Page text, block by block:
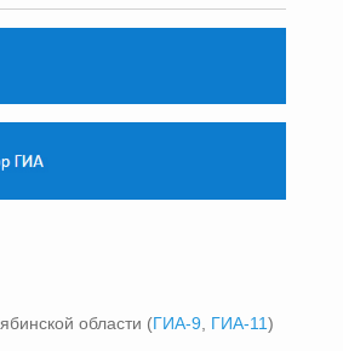
области (ГИА-9 ГИА-11)